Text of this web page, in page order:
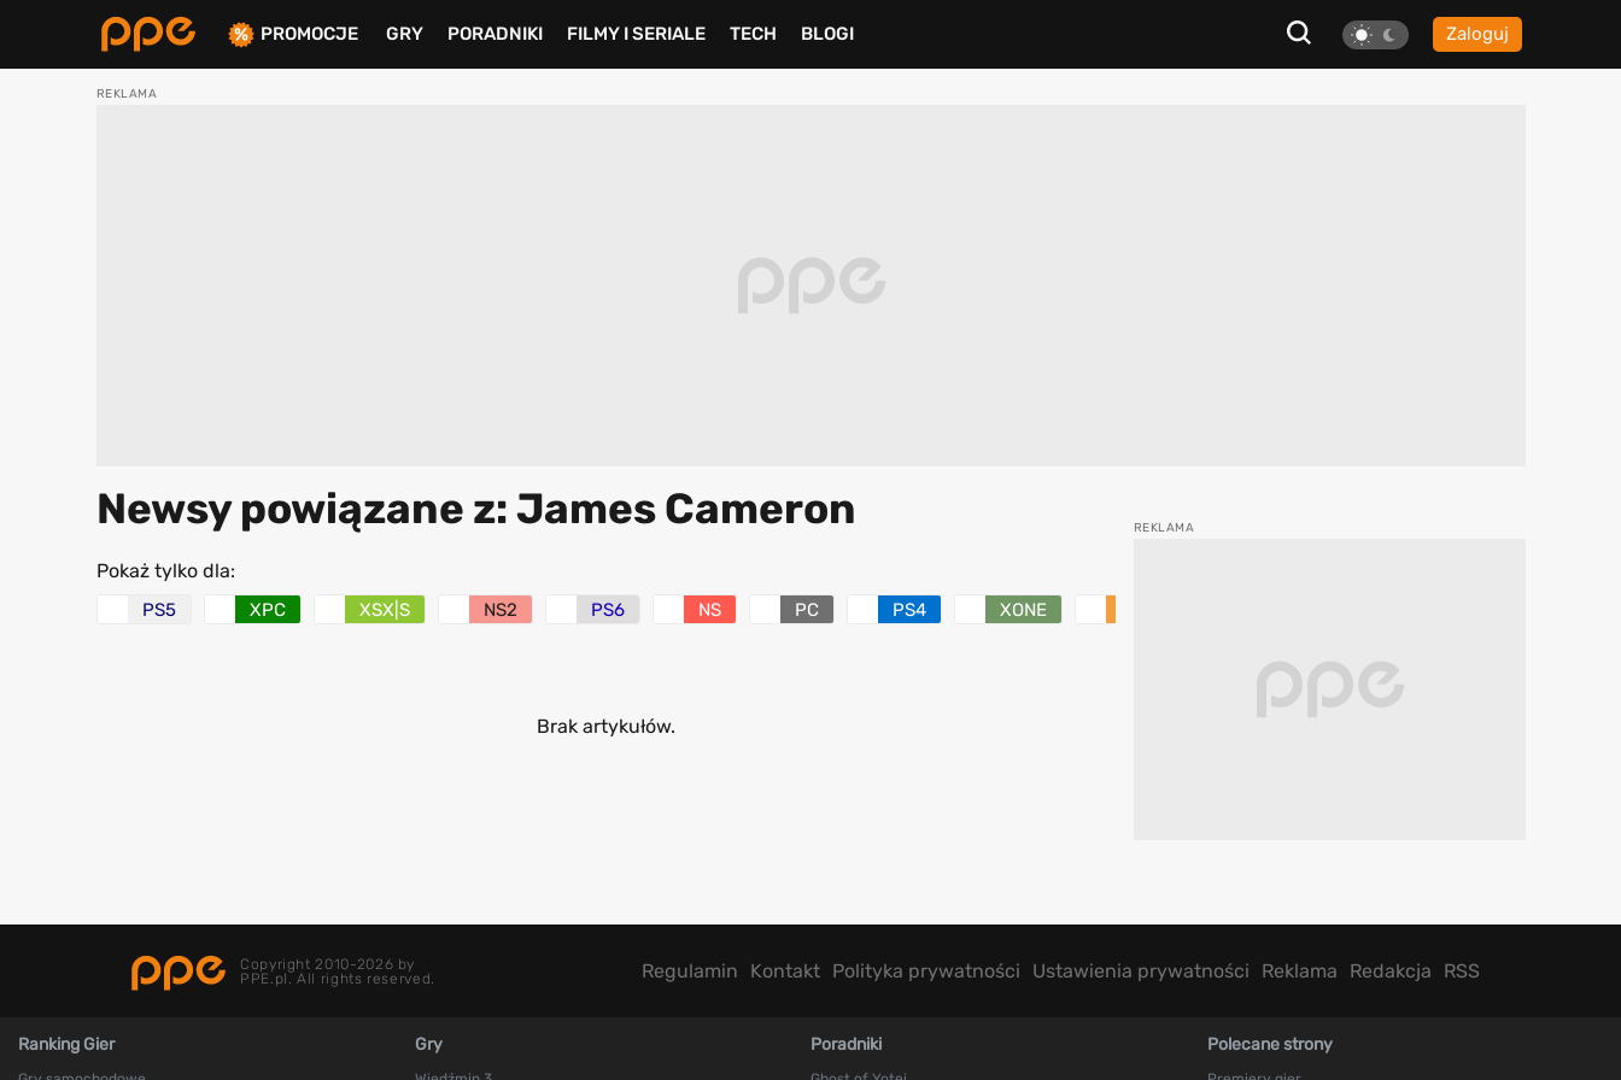
Zaloguj
PROMOCJE GRY PORADNIKI FILMY I SERIALE TECH BLOGI
Newsy powiązane z: James Cameron
Pokaż tylko dla:
PS5 XPC XSX|S NS2 PS6 NS PC PS4 XONE
Brak artykułów.
Copyright 2010-2026 by
PPE.pl. All rights reserved.
Regulamin Kontakt Polityka prywatności Ustawienia prywatności Reklama Redakcja RSS
Ranking Gier Gry Poradniki Polecane strony